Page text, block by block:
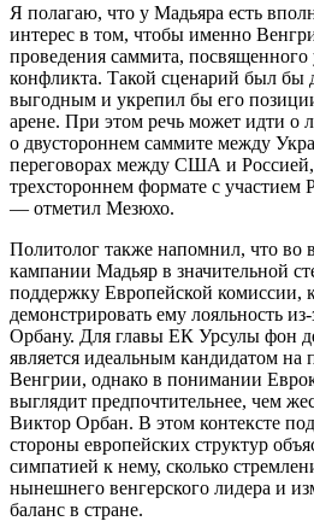
Я полагаю, что у Мадьяра есть
интерес в том, чтобы именно
проведения саммита,
конфликта. Такой сценарий был бы
выгодным и укрепил бы его
арене. При этом речь может идти о
о двустороннем саммите между
переговорах между США и
трехстороннем формате с
— отметил Мезюхо.
Политолог также напомнил, что во
кампании Мадьяр в значительной
поддержку Европейской комиссии,
демонстрировать ему лояльность
Орбану. Для главы ЕК Урсулы фон
является идеальным кандидатом на
Венгрии, однако в понимании
выглядит предпочтительнее, чем
Виктор Орбан. В этом контексте
стороны европейских структур
симпатией к нему, сколько
нынешнего венгерского лидера и
баланс в стране.